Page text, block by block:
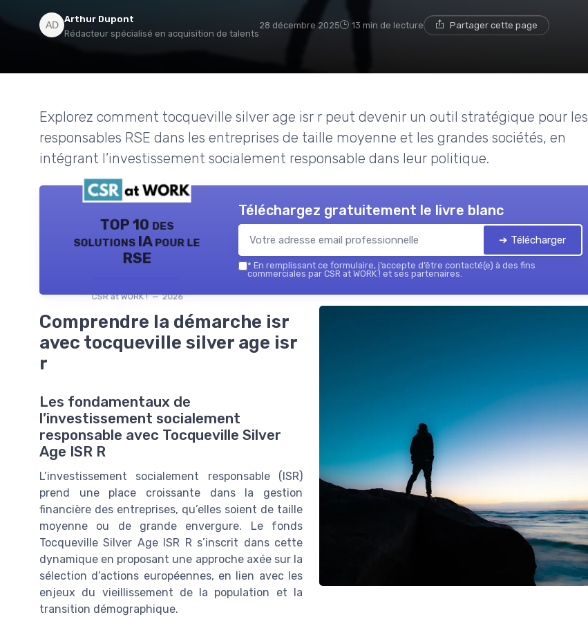
Arthur Dupont
Rédacteur spécialisé en acquisition de talents
28 décembre 2025 13 min de lecture Partager cette page
Explorez comment tocqueville silver age isr r peut devenir un outil stratégique pour les
responsables RSE dans les entreprises de taille moyenne et les grandes sociétés, en
intégrant l’investissement socialement responsable dans leur politique.
TOP 10 des
solutions IA pour le
RSE
CSR at WORK ! — 2026
Téléchargez gratuitement le livre blanc
➔ Télécharger
* En remplissant ce formulaire, j’accepte d’être contacté(e) à des fins
commerciales par CSR at WORK ! et ses partenaires.
Comprendre la démarche isr
avec tocqueville silver age isr
r
Les fondamentaux de
l’investissement socialement
responsable avec Tocqueville Silver
Age ISR R
L’investissement socialement responsable (ISR)
prend une place croissante dans la gestion
financière des entreprises, qu’elles soient de taille
moyenne ou de grande envergure. Le fonds
Tocqueville Silver Age ISR R s’inscrit dans cette
dynamique en proposant une approche axée sur la
sélection d’actions européennes, en lien avec les
enjeux du vieillissement de la population et la
transition démographique.